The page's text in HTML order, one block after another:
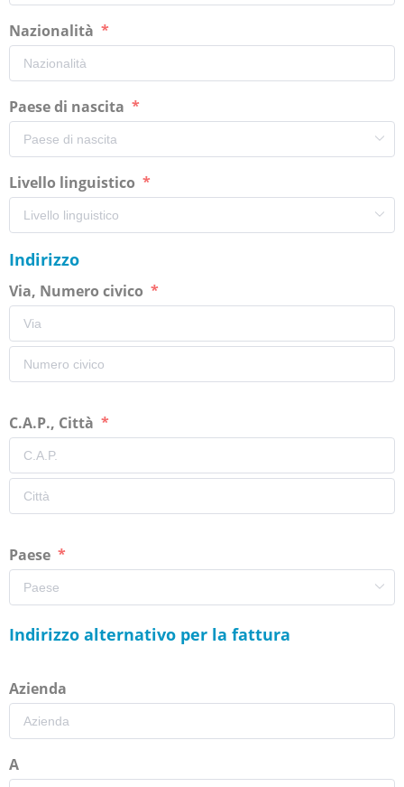
Nazionalità
Paese di nascita
Livello linguistico
Indirizzo
Via, Numero civico
C.A.P., Città
Paese
Indirizzo alternativo per la fattura
Azienda
A